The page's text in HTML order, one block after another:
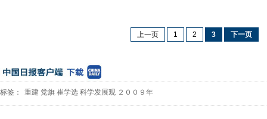
上一页 1 2 3 下一页
标签： 重建 党旗 崔学选 科学发展观 ２００９年